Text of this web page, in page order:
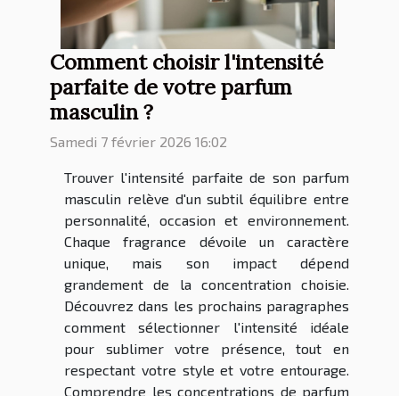
Comment choisir l'intensité
parfaite de votre parfum
masculin ?
Samedi 7 février 2026 16:02
Trouver l'intensité parfaite de son parfum
masculin relève d'un subtil équilibre entre
personnalité, occasion et environnement.
Chaque fragrance dévoile un caractère
unique, mais son impact dépend
grandement de la concentration choisie.
Découvrez dans les prochains paragraphes
comment sélectionner l'intensité idéale
pour sublimer votre présence, tout en
respectant votre style et votre entourage.
Comprendre les concentrations de parfum